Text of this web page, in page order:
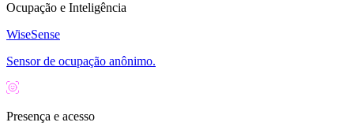
Ocupação e Inteligência
WiseSense
Sensor de ocupação anônimo.
Presença e acesso